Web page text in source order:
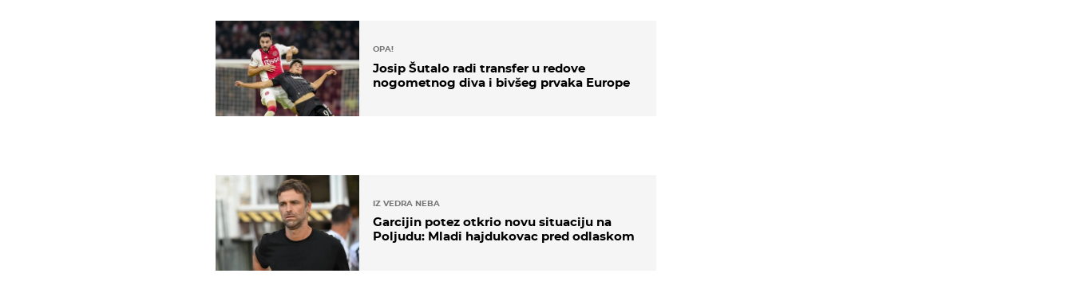
OPA!
Josip Šutalo radi transfer u redove
nogometnog diva i bivšeg prvaka Europe
IZ VEDRA NEBA
Garcijin potez otkrio novu situaciju na
Poljudu: Mladi hajdukovac pred odlaskom